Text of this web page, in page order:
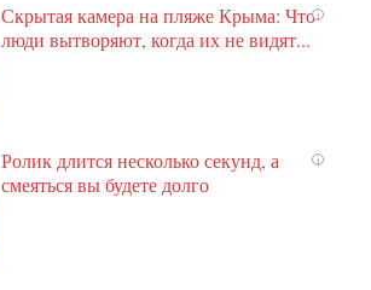
i
Скрытая камера на пляже Крыма: Что
люди вытворяют, когда их не видят...
i
Ролик длится несколько секунд, а
смеяться вы будете долго